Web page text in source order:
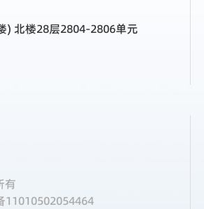
) 北楼28层2804-2806单元
有
11010502054464